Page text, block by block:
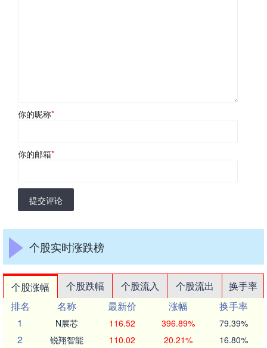
你的昵称*
你的邮箱*
提交评论
个股实时涨跌榜
个股涨幅 个股跌幅 个股流入 个股流出
换手率
排名
名称 最新价 涨幅
换手率
1
N展芯 116.52 396.89% 79.39%
2 锐翔智能 110.02 20.21% 16.80%